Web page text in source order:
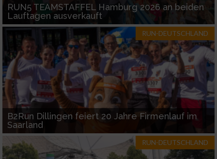
RUN5 TEAMSTAFFEL Hamburg 2026 an beiden
Lauftagen ausverkauft
RUN-DEUTSCHLAND
B2Run Dillingen feiert 20 Jahre Firmenlauf im
Saarland
RUN-DEUTSCHLAND